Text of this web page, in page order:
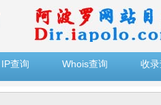
IP查询 Whois查询 收